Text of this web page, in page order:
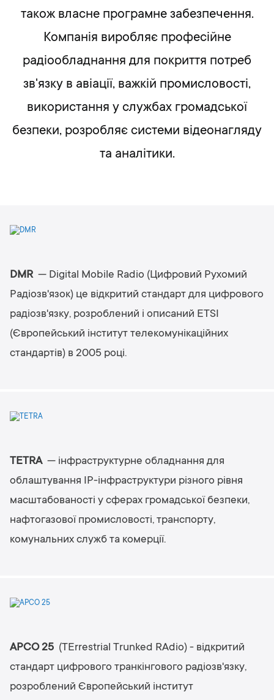
також власне програмне забезпечення.
Компанія виробляє професійне
радіообладнання для покриття потреб
зв'язку в авіації, важкій промисловості,
використання у службах громадської
безпеки, розробляє системи відеонагляду
та аналітики.
DMR — Digital Mobile Radio (Цифровий Рухомий
Радіозв'язок) це відкритий стандарт для цифрового
радіозв'язку, розроблений і описаний ETSI
(Європейський інститут телекомунікаційних
стандартів) в 2005 році.
TETRA — інфраструктурне обладнання для
облаштування IP-інфраструктури різного рівня
масштабованості у сферах громадської безпеки,
нафтогазової промисловості, транспорту,
комунальних служб та комерції.
APCO 25 (TErrestrial Trunked RAdio) - відкритий
стандарт цифрового транкінгового радіозв'язку,
розроблений Європейський інститут